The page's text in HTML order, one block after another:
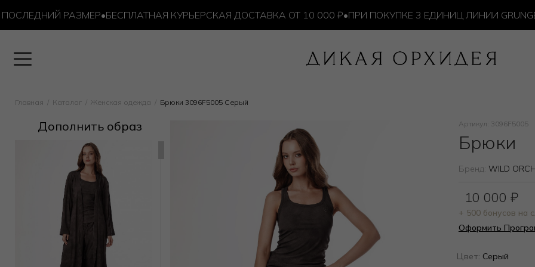
РАЗМЕР•БЕСПЛАТНАЯ КУРЬЕРСКАЯ ДОСТАВКА ОТ 10 000 ₽•ПРИ ПОКУПКЕ 3 ЕДИНИЦ ЛИНИИ GRUNGE
Главная Каталог Женская одежда Брюки 3096F5005 Серый
Дополнить образ Артикул: 3096F5005
Брюки
Бренд: WILD
10 000 ₽
+ 500 бонусов на
Оформить
Цвет: Серый